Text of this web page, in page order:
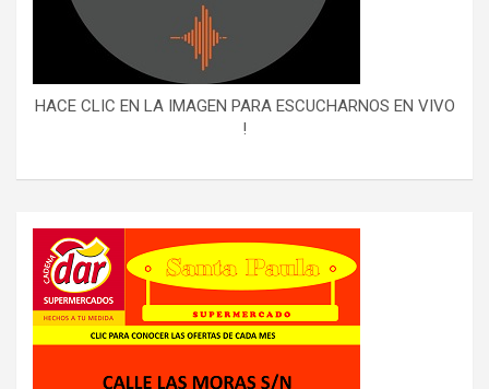
HACE CLIC EN LA IMAGEN PARA ESCUCHARNOS EN VIVO
!